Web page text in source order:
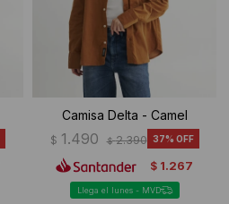
Camisa Delta - Camel
$ 1.490 $ 2.390 37
$ 1.267
Llega el lunes - MVD